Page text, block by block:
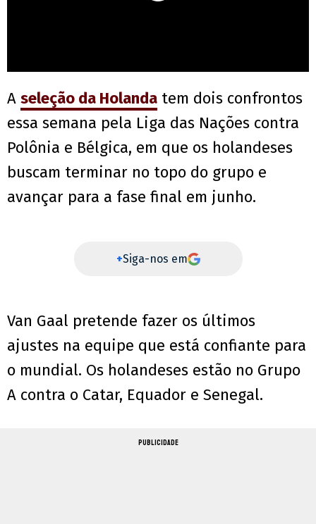
A seleção da Holanda tem dois confrontos
essa semana pela Liga das Nações contra
Polônia e Bélgica, em que os holandeses
buscam terminar no topo do grupo e
avançar para a fase final em junho.
+Siga-nos em
Van Gaal pretende fazer os últimos
ajustes na equipe que está confiante para
o mundial. Os holandeses estão no Grupo
A contra o Catar, Equador e Senegal.
PUBLICIDADE